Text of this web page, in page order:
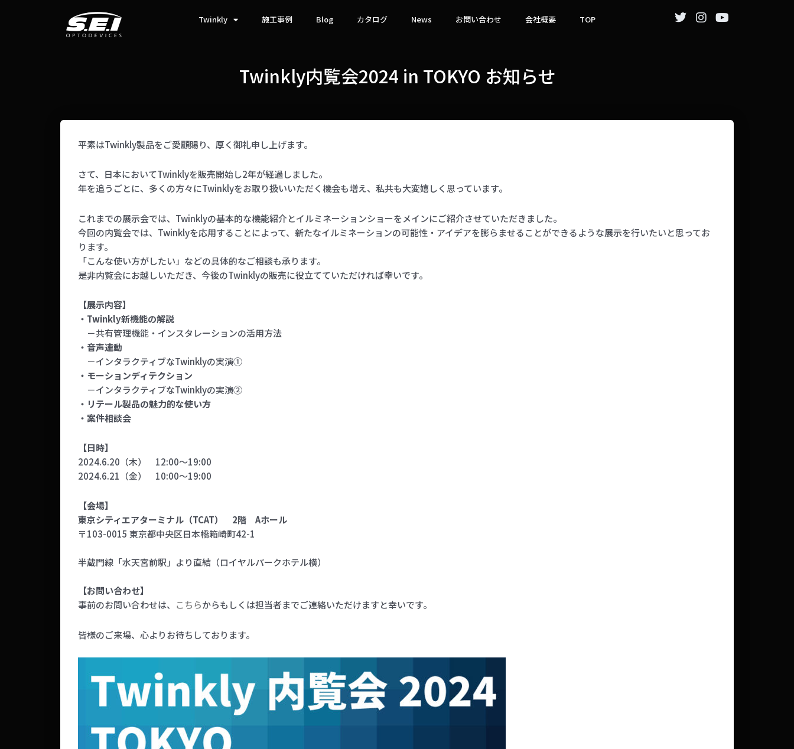
Twinkly 施工事例 Blog カタログ News お問い合わせ 会社概要 TOP
Twinkly内覧会2024 in TOKYO お知らせ
平素はTwinkly製品をご愛顧賜り、厚く御礼申し上げます。
さて、日本においてTwinklyを販売開始し2年が経過しました。
年を追うごとに、多くの方々にTwinklyをお取り扱いいただく機会も増え、私共も大変嬉しく思っています。
これまでの展示会では、Twinklyの基本的な機能紹介とイルミネーションショーをメインにご紹介させていただきました。
今回の内覧会では、Twinklyを応用することによって、新たなイルミネーションの可能性・アイデアを膨らませることができるような展示を行いたいと思ってお
ります。
「こんな使い方がしたい」などの具体的なご相談も承ります。
是非内覧会にお越しいただき、今後のTwinklyの販売に役立てていただければ幸いです。
【展示内容】
・Twinkly新機能の解説
－共有管理機能・インスタレーションの活用方法
・音声連動
－インタラクティブなTwinklyの実演①
・モーションディテクション
－インタラクティブなTwinklyの実演②
・リテール製品の魅力的な使い方
・案件相談会
【日時】
2024.6.20（木） 12:00～19:00
2024.6.21（金） 10:00～19:00
【会場】
東京シティエアターミナル（TCAT） 2階 Aホール
〒103-0015 東京都中央区日本橋箱崎町42-1
半蔵門線「水天宮前駅」より直結（ロイヤルパークホテル横）
【お問い合わせ】
事前のお問い合わせは、 こちらからもしくは担当者までご連絡いただけますと幸いです。
皆様のご来場、心よりお待ちしております。